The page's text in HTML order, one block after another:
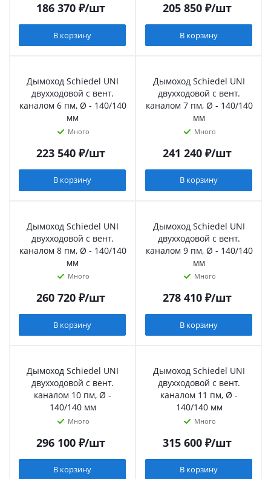
186 370₽/шт
В корзину
205 850₽/шт
В корзину
Дымоход Schiedel UNI
двухходовой с вент.
каналом 6 пм, Ø - 140/140
мм
Много
223 540₽/шт
В корзину
Дымоход Schiedel UNI
двухходовой с вент.
каналом 7 пм, Ø - 140/140
мм
Много
241 240₽/шт
В корзину
Дымоход Schiedel UNI
двухходовой с вент.
каналом 8 пм, Ø - 140/140
мм
Много
260 720₽/шт
В корзину
Дымоход Schiedel UNI
двухходовой с вент.
каналом 9 пм, Ø - 140/140
мм
Много
278 410₽/шт
В корзину
Дымоход Schiedel UNI
двухходовой с вент.
каналом 10 пм, Ø -
140/140 мм
Много
296 100₽/шт
В корзину
Дымоход Schiedel UNI
двухходовой с вент.
каналом 11 пм, Ø -
140/140 мм
Много
315 600₽/шт
В корзину